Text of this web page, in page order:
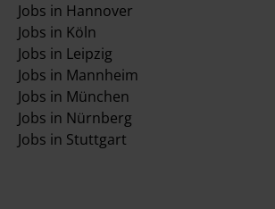
Jobs in Hannover
Jobs in Köln
Jobs in Leipzig
Jobs in Mannheim
Jobs in München
Jobs in Nürnberg
Jobs in Stuttgart